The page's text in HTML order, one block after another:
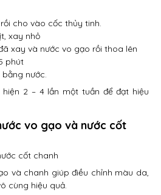
cho vào cốc thủy tinh.
xay nhỏ
xay và nước vo gạo rồi thoa lên
phút
nước.
2 – 4 lần một tuần để đạt hiệu
vo gạo và nước cốt
và chanh giúp điều chỉnh màu da,
cùng hiệu quả.